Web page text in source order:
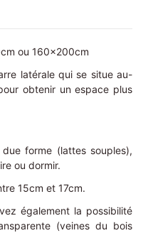
ou 160x200cm
latérale qui se situe au-
obtenir un espace plus
forme (lattes souples),
ou dormir.
15cm et 17cm.
également la possibilité
(veines du bois